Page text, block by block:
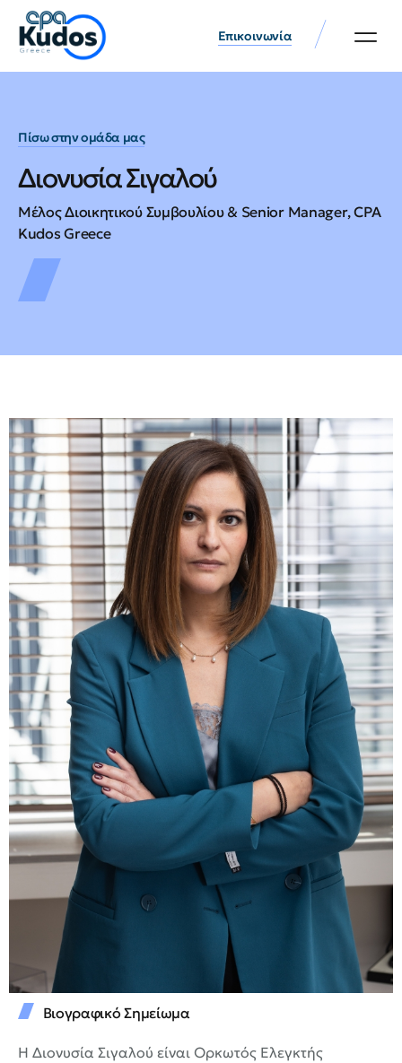
Επικοινωνία
Πίσω στην ομάδα μας
Διονυσία Σιγαλού
Μέλος Διοικητικού Συμβουλίου & Senior Manager, CPA
Kudos Greece
Βιογραφικό Σημείωμα
Η Διονυσία Σιγαλού είναι Ορκωτός Ελεγκτής